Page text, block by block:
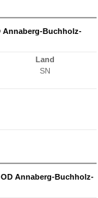
Annaberg-Buchholz-
Land
SN
Annaberg-Buchholz-